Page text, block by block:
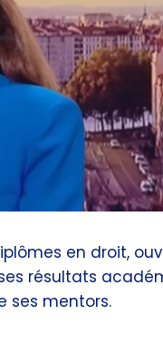
en droit,
résultats
ses mentors.